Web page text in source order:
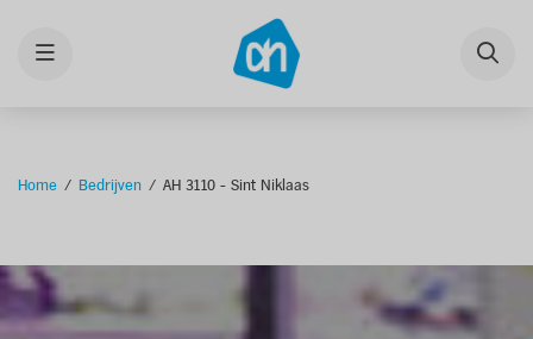
Menu
Home Bedrijven AH 3110 - Sint Niklaas